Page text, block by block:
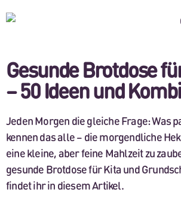
Gesunde Brotdose
– 50 Ideen und
Jeden Morgen die gleiche Frage: Was
kennen das alle – die morgendliche
eine kleine, aber feine Mahlzeit zu
gesunde Brotdose für Kita und
findet ihr in diesem Artikel.